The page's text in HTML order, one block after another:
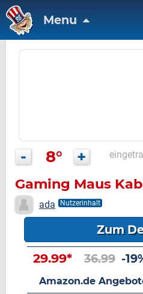
Menu
- 8° +
Gaming Maus
ada Nutzerinhalt
Zum
29.99* 36.99 -
Amazon.de